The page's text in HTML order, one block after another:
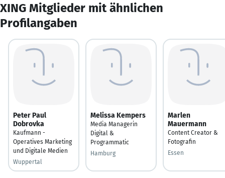
XING Mitglieder mit ähnlichen
Profilangaben
Peter Paul
Dobrovka
Kaufmann -
Operatives Marketing
und Digitale Medien
Wuppertal
Melissa Kempers
Media Managerin
Digital &
Programmatic
Hamburg
Marlen
Mauermann
Content Creator &
Fotografin
Essen